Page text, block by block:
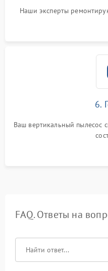
Наши эксперты
6.
Ваш вертикальный пылесос
FAQ. Ответы на